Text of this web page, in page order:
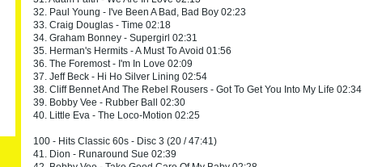
32. Paul Young - I've Been A Bad, Bad Boy 02:23
33. Craig Douglas - Time 02:18
34. Graham Bonney - Supergirl 02:31
35. Herman's Hermits - A Must To Avoid 01:56
36. The Foremost - I'm In Love 02:09
37. Jeff Beck - Hi Ho Silver Lining 02:54
38. Cliff Bennet And The Rebel Rousers - Got To Get You Into My Life 02:34
39. Bobby Vee - Rubber Ball 02:30
40. Little Eva - The Loco-Motion 02:25
100 - Hits Classic 60s - Disc 3 (20 / 47:41)
41. Dion - Runaround Sue 02:39